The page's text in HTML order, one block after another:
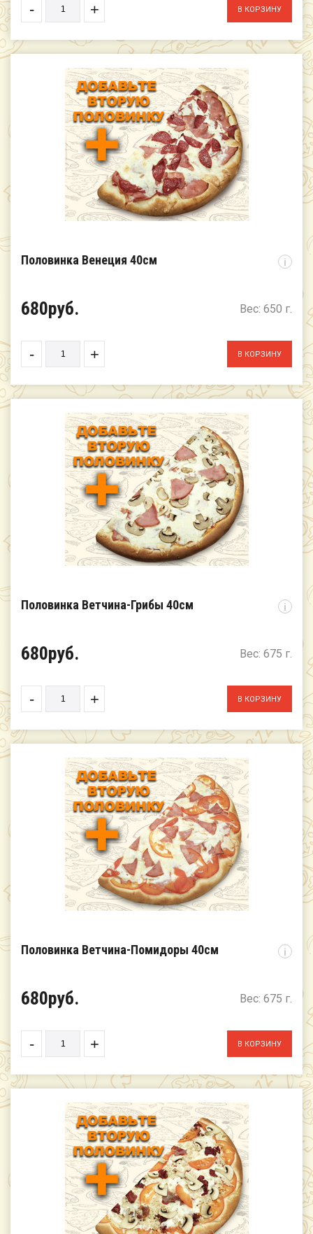
- +
Половинка Венеция 40см i
680руб. Вес: 650 г.
- +
Половинка Ветчина-Грибы 40см i
680руб. Вес: 675 г.
- +
Половинка Ветчина-Помидоры 40см i
680руб. Вес: 675 г.
- +